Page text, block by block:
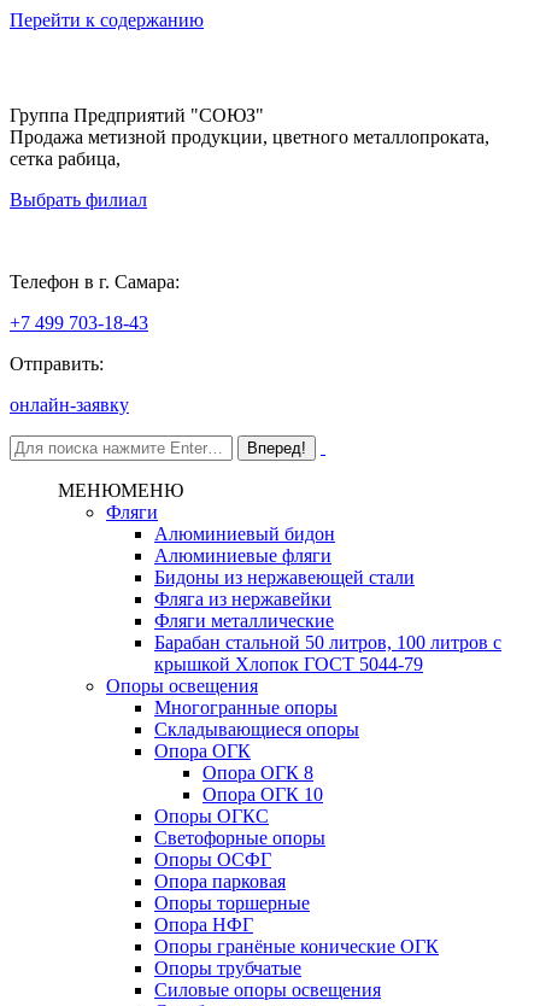
Перейти к содержанию
Группа Предприятий "СОЮЗ"
Продажа метизной продукции, цветного металлопроката,
сетка рабица,
Выбрать филиал
Телефон в г. Самара:
+7 499 703-18-43
Отправить:
онлайн-заявку
МЕНЮМЕНЮ
Фляги
Алюминиевый бидон
Алюминиевые фляги
Бидоны из нержавеющей стали
Фляга из нержавейки
Фляги металлические
Барабан стальной 50 литров, 100 литров с
крышкой Хлопок ГОСТ 5044-79
Опоры освещения
Многогранные опоры
Складывающиеся опоры
Опора ОГК
Опора ОГК 8
Опора ОГК 10
Опоры ОГКС
Светофорные опоры
Опоры ОСФГ
Опора парковая
Опоры торшерные
Опора НФГ
Опоры гранёные конические ОГК
Опоры трубчатые
Силовые опоры освещения